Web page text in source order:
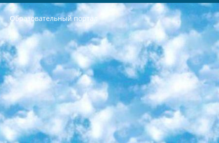
Образовательный портал
РЕСПУБЛИКА УЗБЕКИСТАН МИНИСТРЕРСТВО ДОШКОЛЬНОГО И ШКОЛЬНОГО ОБРАЗОВАНИЯ КОМАНДА в общеобразовательных учреждениях в 2023-2024 учебном году организация и проведение итоговой государственной аттестации обучающихся о Министра дошкольного и школьного образования Республики Узбекистан от 4 марта 2008 года (постановлением Минюста от 20 марта 2008 года № 1778 государственной регистрации) «Итоговое состояние учащихся общего среднего образования на основании положения об утверждении положения об аттестации общего среднего образования выпускной экзамен студентов в образовательных учреждениях в 2023-2024 учебном году В целях организации и прохождения аттестации приказываю: 1. Следующее: перечень предметов, по которым будет проводиться итоговая государственная аттестация и экзамен формы перевода согласно приложению 1; сертификаты международного образца, оценивающие уровень владения иностранными языками перечень согласно приложению 2; 2. Педагогический при специализированных образовательных учреждениях. научно-практический центр квалификации и международной оценки (Д.Давидова) 2024 г. До 25 марта: задания по предметам, по которым будет проводиться итоговая аттестация разработка и утверждение технических условий; итоговая аттестация на основании разработанного предметного задания разработка вопросов по предметам (устно и письменно), экзамен передача; общеобразовательные средние школы и специальные учебные заведения учащиеся выпускных классов школ и интернатов в агентской системе подготовка базы данных экзаменационных материалов и критериев оценки; перевод базы экзаменационных материалов на все языки обучения подать в Республиканский образовательный центр для изготовления; варианты экзаменов на основе разработанных контрольных материалов пусть будут поставлены задачи формирования. 3. Республиканский образовательный центр (Ш.Худайкулов) до 5 апреля 2024 года. до: база данных предоставленных экзаменационных материалов на все языки обучения перевод и экспертиза; для слепых, слабовидящих, глухих, слабослышащих и умственно отсталых детей учащиеся выпускных классов специализированных школ и школ-интернатов база данных экзаменационных материалов на всех преподаваемых языках подготовка критериев оценки; специализированные школы для умственно отсталых детей и технологии для учащихся выпускных классов школ-интернатов разработка соответствующих рекомендаций и критериев проведения ЕГЭ по естествознанию давать задания. 4. Педагогический при специализированных образовательных учреждениях. Научно-практический центр навыков и международной оценки (Д.Давидова), Республика образовательный центр (Худайкулов Ш.) итоговый государственный аттестационный экзамен ориентирован на творческое и логическое мышление при подготовке базы материалов учитывать введение заданий. 5. Следует отметить, что: сертификат государственного образца о знании общеобразовательного предмета и как минимум национальный уровень B1 по предметам на иностранных языках, указанным в Приложении 2. или международно признанный сертификат эквивалентного уровня студенты, изучающие определенный предмет, освобождаются от экзамена; по соответствующим предметам запланирована итоговая государственная аттестация за день до дня, путем жеребьевки Рабочей группой (в письменной форме по предметам, проводимым в форме) из числа сформированных вариантов выбрано 2 варианта; 2 выбранных варианта экзамена анонсированы на официальном сайте министерства и все выпускники по всей стране на основе этих вариантов проводит итоговую государственную аттестацию. 6. Государственное образование учащихся средних общеобразовательных учреждений. знания в соответствии с квалификационными требованиями, которые необходимо приобрести на основании стандартов итоговый (выпускной) контроль для 9 и 11 классов в целях тестирования Экзамены (далее – экзамены) состоят из предметов, перечисленных в приложении 1. будет сделано. 7. Экзамены пройдут с 26 мая по 15 июня 2024 г. (кроме науки физического воспитания). 8. Физическая для учащихся 9 классов общесредних образовательных учреждений. Экзамены по предмету «Образование, квалификация медицина» 1-6 мая 2024 года. сотрудники перевести под присмотр (с отклонениями в физическом или умственном развитии) специализированная школа для детей, школы-интернаты и со сколиозом школы-интернаты санаторного типа для больных детей исключены). 9. Он был слепым, слабовидящим и имел нарушения опорно-двигательного аппарата. экзамены в специализированных школах и интернатах для детей должны проводиться исходя из требований, предъявляемых к общеобразовательным учреждениям (физкультура кроме науки). 10. Специализированная школа для глухих и слабослышащих детей. и экзамены в интернатах и быть реализован в виде письменного теста по математике. 11. Специальность для умственно отсталых детей. Для 9 класса Родной язык и литературное письмо Государственный язык (язык обучения – узбекский). для неклассов) написано Математическое письмо Письменная/устная история Узбекистана Физическое воспитание практично Итоговый контроль Для 11 класса Написание родного языка и литературы (эссе) Математическое письмо Узбекский язык (обучение на узбекском языке) не посещающее общее среднее образование для учреждений)/Образовательное учреждение выбор письменный и устный Иностранный язык письменный/устный Письменная/устная история Узбекистана *По выбору студента:  Химия  Физика  Основы государственного права  География 10 бесплатных образовательных ресурсов - Мы составили подборку онлайн-проектов с интерактивными упражнениями, видеолекциями и статьями. Они помогут вам обрести новые и освежить старые знания бесплатно. 1. «ИНТУИТ» Старейшая образовательная площадка Рунета. Здесь вы найдёте сотни текстовых и видеокурсов на десятки различных тем — от программирования до психологии. Многие курсы подготовлены российскими университетами и крупными международными компаниями вроде Intel и Microsoft. Самостоятельное обучение бесплатное, но желающие могут оплатить услуги персональных наставников. 2. «Смартия» знакомит с актуальными профессиями и подсказывает, как им обучаться. Выбрав заинтересовавшую вас специальность — SMM-специалист, фотограф, веб-дизайнер или другую, — увидите список необходимых для неё умений. Чтобы вы могли освоить их самостоятельно, для каждого умения площадка отображает подборку ссылок на учебные материалы. Хотя «Смартия» ориентируется на русскоязычную аудиторию, часть контента всё же доступна только на английском. 3. «Лекторий Физтеха» Проект Московского физико-технического института (Физтеха). С его помощью вы можете смотреть онлайн серии лекций, записанные на видео в этом вузе. В числе доступных предметов — физика, биология, химия, информационные технологии и другие. К некоторым лекциям администрация ресурса прилагает готовые конспекты, которые можно скачивать в PDF-формате. 4. ITMOcourses Онлайн-площадка Санкт-Петербургского национального исследовательского университета информационных технологий, механики и оптики (ИТМО). Ресурс предоставляет свободный доступ к курсам, разработанным в этом вузе. Каталог материалов разбит на четыре категории: «Оптические системы и технологии», «Приборостроение и робототехника», «Информационные технологии» и «Биотехнологии». Курсы состоят из видеолекций, интерактивных демонстраций и заданий. 5. «КиберЛенинка» Электронная научная библиотека открытого доступа. Каталог площадки регулярно обрастает текстами статей из различных научных изданий. Сгруппированные по журналам и рубрикам публикации можно читать онлайн или скачивать целиком в PDF-формате. Проект нацелен на популяризацию науки за счёт открытого доступа к качественной информации. 6. «ПостНаука» На этом ресурсе публикуют подборки видеолекций, составленные экспертами из разных отраслей и объединённые общими темами. Среди них, к примеру, есть серии «Биоинформатика и геномика», «Культура средневековой Скандинавии» и Cinema Studies о теории кино. Каждая подборка лекций — логически связанная история, рассказанная экспертом от первого лица. Кроме того, на сайте появляются научно-образовательные статьи и тесты на разные темы. 7. «Newочём» Команда проекта «Newочём» отбирает самые интересные тексты из англоязычных СМИ и переводит те из них, за которые голосуют участники сообщества «ВКонтакте». По большей части это научно-популярные статьи. Редакторы придумывают лишь заголовки, в остальном содержание переводов соответствует оригиналам. Полные тексты можно читать прямо в социальной сети. 8. InternetUrok Онлайн-база материалов по основным дисциплинам школьной программы. Информация на сайте структурирована по классам, предметам и темам (урокам). Каждый урок состоит из видеолекций и конспектов. Есть также интерактивные тренажёры и тесты для закрепления пройденного материала. Даже если вы давно окончили школу, возможность повторить программу старших классов всегда может пригодиться. 9. Edutainme Ещё один ресурс об образовании. В отличие от Newtonew, как мне кажется, Edutainme больше ориентируется на представителей индустрии: педагогов, предпринимателей, разработчиков образовательных проектов. Но и любой, кто просто стремится к саморазвитию, найдёт на сайте много полезного и интересного для себя. Например, информацию о новых курсах и образовательных сервисах. 10. Newtonew Онлайн-медиа об образовании и обучении в широком смысле. Авторы Newtonew пишут об инструментах, заведениях, тактиках и стратегиях, которые помогают учить других и получать новые знания самостоятельно. На этой площадке вы найдёте новости, обзоры, аналитические мат